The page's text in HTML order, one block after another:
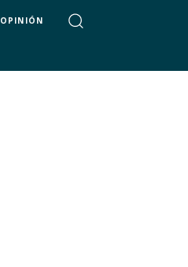
OPINIÓN